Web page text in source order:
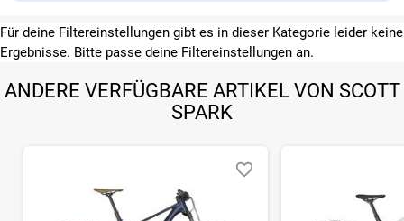
Für deine Filtereinstellungen gibt es in dieser Kategorie leider keine
Ergebnisse. Bitte passe deine Filtereinstellungen an.
ANDERE VERFÜGBARE ARTIKEL VON SCOTT
SPARK